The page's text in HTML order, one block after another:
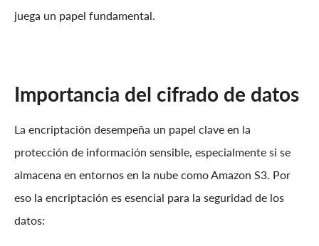
juega un papel fundamental.
Importancia del cifrado de datos
La encriptación desempeña un papel clave en la
protección de información sensible, especialmente si se
almacena en entornos en la nube como Amazon S3. Por
eso la encriptación es esencial para la seguridad de los
datos: